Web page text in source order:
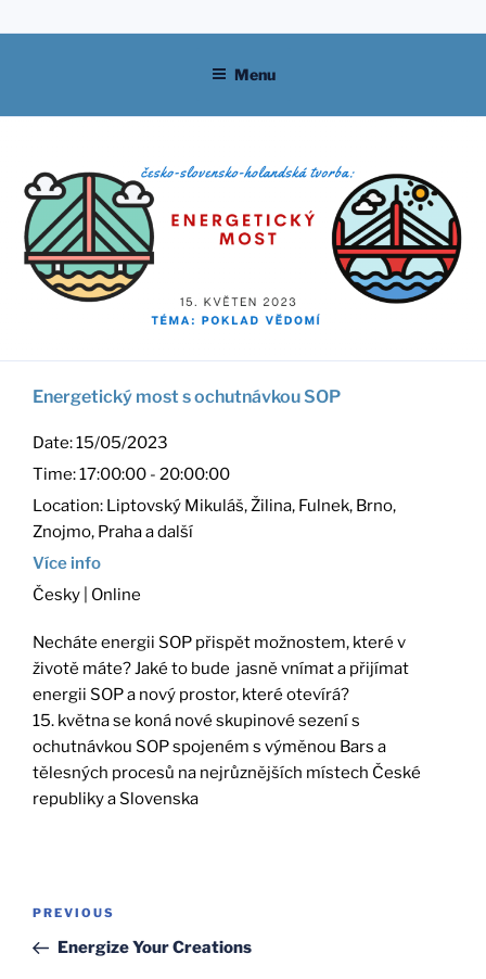
to
Menu
Energetický most s ochutnávkou SOP
Date:15/05/2023
Time:17:00:00 - 20:00:00
Location: Liptovský Mikuláš, Žilina, Fulnek, Brno,
Znojmo, Praha a další
Více info
Česky | Online
Necháte energii SOP přispět možnostem, které v
životě máte? Jaké to bude jasně vnímat a přijímat
energii SOP a nový prostor, které otevírá?
15. května se koná nové skupinové sezení s
ochutnávkou SOP spojeném s výměnou Bars a
tělesných procesů na nejrůznějších místech České
republiky a Slovenska
Post
Previous
Post
PREVIOUS
Energize Your Creations